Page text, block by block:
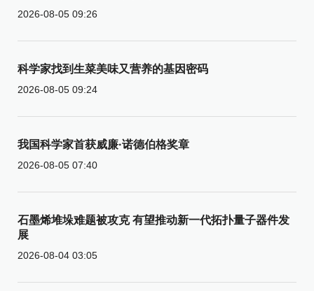
2026-08-05 09:26
科学家找到生菜美味又营养的基因密码
2026-08-05 09:24
我国科学家首获威廉·诺德伯格奖章
2026-08-05 07:40
石墨烯堆垛难题被攻克 有望推动新一代拓扑量子器件发
展
2026-08-04 03:05